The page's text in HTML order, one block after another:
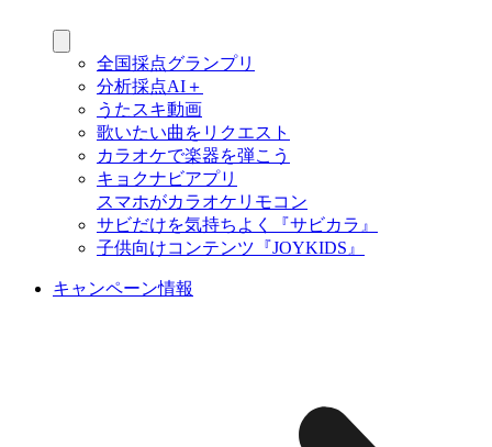
全国採点グランプリ
分析採点AI＋
うたスキ動画
歌いたい曲をリクエスト
カラオケで楽器を弾こう
キョクナビアプリ
スマホがカラオケリモコン
サビだけを気持ちよく『サビカラ』
子供向けコンテンツ『JOYKIDS』
キャンペーン情報